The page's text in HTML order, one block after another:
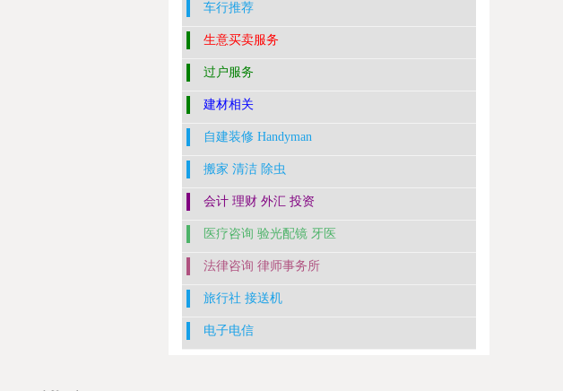
车行推荐
生意买卖服务
过户服务
建材相关
自建装修 Handyman
搬家 清洁 除虫
会计 理财 外汇 投资
医疗咨询 验光配镜 牙医
法律咨询 律师事务所
旅行社 接送机
电子电信